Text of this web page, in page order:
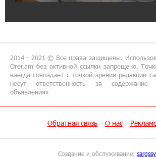
Предателя Пашиняна нужно
18:38:14 8-07-2026
Глава МИД Иордании:
соглашения между
2014 - 2021 © Все права защищены:
Orer.am без активной ссылки запрещено.
ваегда совпадает с точкой зрения редакции
несут ответственность за содержание
объявлениях
Обратная связь О нас
Создание и обслуживание: